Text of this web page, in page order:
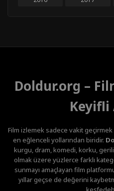
Doldur.org –
Keyifli
Film izlemek sadece vakit
en eğlenceli yollarından biridir.
kurgu, dram, komedi, korku,
olmak üzere yüzlerce farklı
sunmayı amaçlayan film
yıllar geçse de değerini